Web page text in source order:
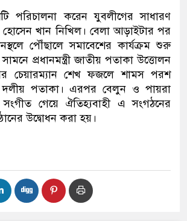
পরিচালনা করেন যুবলীগের সাধারণ
খান নিখিল। বেলা আড়াইটার পর
পৌঁছালে সমাবেশের কার্যক্রম শুরু
প্রধানমন্ত্রী জাতীয় পতাকা উত্তোলন
চেয়ারম্যান শেখ ফজলে শামস পরশ
পতাকা। এরপর বেলুন ও পায়রা
গেয়ে ঐতিহ্যবাহী এ সংগঠনের
উদ্বোধন করা হয়।